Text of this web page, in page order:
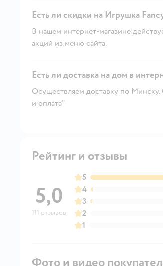
Есть ли скидки на Игрушка
В нашем интернет-магазине
акций из меню сайта.
Есть ли доставка на дом в
Осуществляем доставку по
и оплата"
Рейтинг и отзывы
5,0
111 отзывов
5
4
3
2
1
Фото и видео